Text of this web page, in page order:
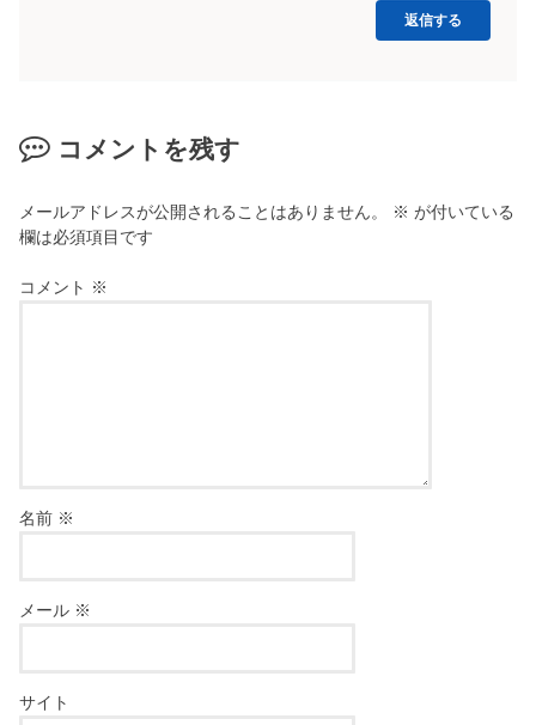
返信する
コメントを残す
メールアドレスが公開されることはありません。 ※ が付いている
欄は必須項目です
コメント ※
名前 ※
メール ※
サイト